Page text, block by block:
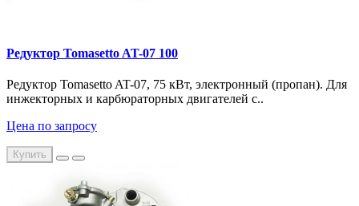
Редуктор Tomasetto AT-07 100
Редуктор Tomasetto AT-07, 75 кВт, электронный (пропан). Для
инжекторных и карбюраторных двигателей с..
Цена по запросу
Купить